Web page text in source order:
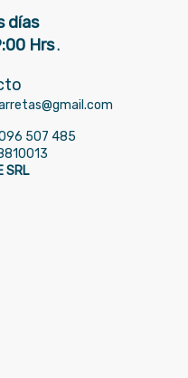
días
Hrs.
507 485
SRL